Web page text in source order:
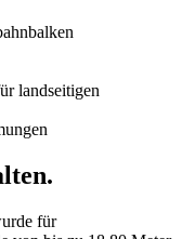
landseitigen
für